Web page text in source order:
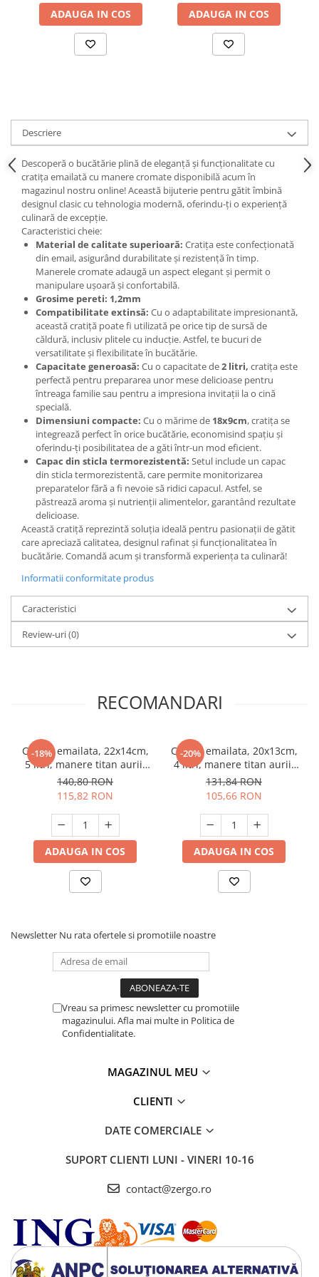
Suporturi si servetele
Tacamuri si seturi
Tigai si seturi
Tirbusoane si dopuri
Tocatoare de bucatarie
Ustensile ornare prajituri
Vaze si boluri decorative
Vesela unica folosinta
Suporturi si accesorii de baie
Uscatoare de rufe
ADAUGA IN COS ADAUGA IN COS
Descriere
Descoperă o bucătărie plină de eleganță și funcționalitate cu
cratița emailată cu manere cromate disponibilă acum în
magazinul nostru online! Această bijuterie pentru gătit îmbină
designul clasic cu tehnologia modernă, oferindu-ți o experiență
culinară de excepție.
Caracteristici cheie:
Material de calitate superioară: Cratița este confecționată
din email, asigurând durabilitate și rezistență în timp.
Manerele cromate adaugă un aspect elegant și permit o
manipulare ușoară și confortabilă.
Grosime pereti: 1,2mm
Compatibilitate extinsă: Cu o adaptabilitate impresionantă,
această cratiță poate fi utilizată pe orice tip de sursă de
căldură, inclusiv plitele cu inducție. Astfel, te bucuri de
versatilitate și flexibilitate în bucătărie.
Capacitate generoasă: Cu o capacitate de2 litri, cratița este
perfectă pentru prepararea unor mese delicioase pentru
întreaga familie sau pentru a impresiona invitații la o cină
specială.
Dimensiuni compacte: Cu o mărime de 18x9cm, cratița se
integrează perfect în orice bucătărie, economisind spațiu și
oferindu-ți posibilitatea de a găti într-un mod eficient.
Capac din sticla termorezistentă: Setul include un capac
din sticla termorezistentă, care permite monitorizarea
preparatelor fără a fi nevoie să ridici capacul. Astfel, se
păstrează aroma și nutrienții alimentelor, garantând rezultate
delicioase.
Această cratiță reprezintă soluția ideală pentru pasionații de gătit
care apreciază calitatea, designul rafinat și funcționalitatea în
bucătărie. Comandă acum și transformă experiența ta culinară!
Informatii conformitate produs
Caracteristici
Review-uri(0)
RECOMANDARI
-18%
Cratita emailata, 22x14cm,
5 litri, manere titan aurii,
capac sticla, inclusiv
inductie, Goldmann, bej
140,80 RON
115,82 RON
ADAUGA IN COS
-20%
Cratita emailata, 20x13cm,
4 litri, manere titan aurii,
capac sticla, inclusiv
inductie, Goldmann, bej
131,84 RON
105,66 RON
ADAUGA IN COS
Newsletter Nu rata ofertele si promotiile noastre
Vreau sa primesc newsletter cu promotiile
magazinului. Afla mai multe in Politica de
Confidentialitate.
MAGAZINUL MEU
CLIENTI
DATE COMERCIALE
SUPORT CLIENTI LUNI - VINERI 10-16
contact@zergo.ro